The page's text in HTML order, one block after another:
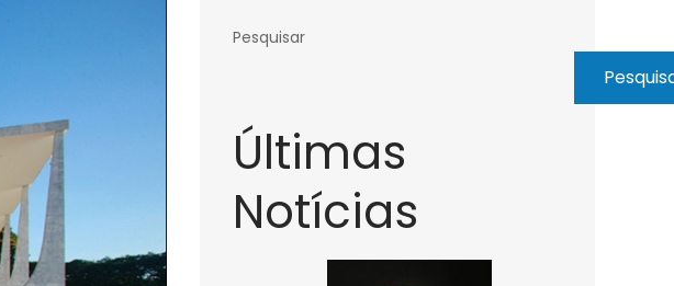
Pesquisar
Últimas
Notícias